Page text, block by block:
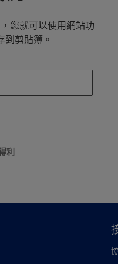
您就可以使用網站功
到剪貼簿。
利